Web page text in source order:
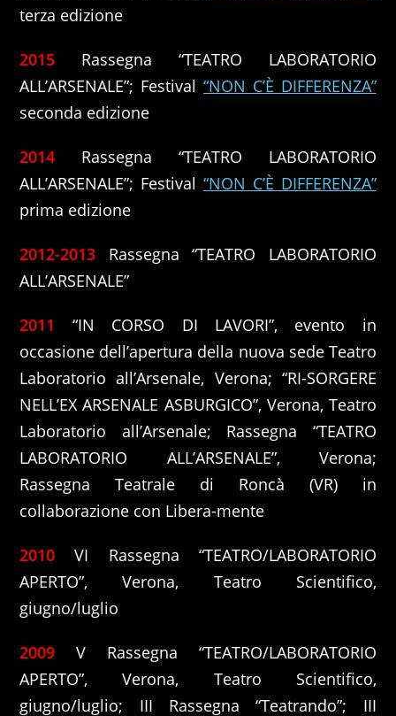
terza edizione
2015 Rassegna “TEATRO LABORATORIO
ALL’ARSENALE”; Festival “NON C’È DIFFERENZA”
seconda edizione
2014 Rassegna “TEATRO LABORATORIO
ALL’ARSENALE”; Festival “NON C’È DIFFERENZA”
prima edizione
2012-2013 Rassegna “TEATRO LABORATORIO
ALL’ARSENALE”
2011
“IN CORSO DI LAVORI”, evento in
occasione dell’apertura della nuova sede Teatro
Laboratorio all’Arsenale, Verona; “RI-SORGERE
NELL’EX ARSENALE ASBURGICO”, Verona, Teatro
Laboratorio all’Arsenale; Rassegna “TEATRO
LABORATORIO ALL’ARSENALE”, Verona;
Rassegna Teatrale di Roncà (VR) in
collaborazione con Libera-mente
2010 VI Rassegna “TEATRO/LABORATORIO
APERTO”, Verona, Teatro Scientifico,
giugno/luglio
2009 V Rassegna “TEATRO/LABORATORIO
APERTO”, Verona, Teatro Scientifico,
giugno/luglio; III Rassegna “Teatrando”; III